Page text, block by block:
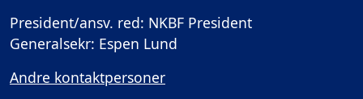
President/ansv. red: NKBF President
Generalsekr: Espen Lund
Andre kontaktpersoner